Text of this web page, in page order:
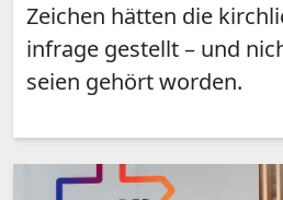
Zeichen hätten die
infrage gestellt – und
seien gehört worden.